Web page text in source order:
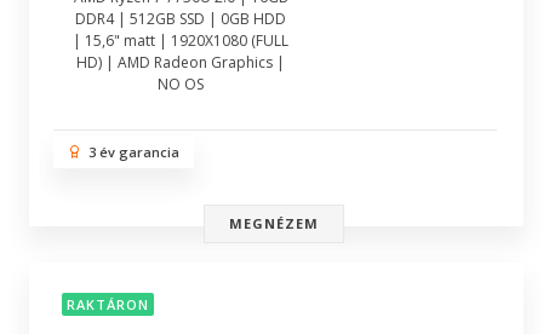
DDR4 | 512GB SSD | 0GB HDD
| 15,6" matt | 1920X1080 (FULL
HD) | AMD Radeon Graphics |
NO OS
3 év garancia
MEGNÉZEM
RAKTÁRON